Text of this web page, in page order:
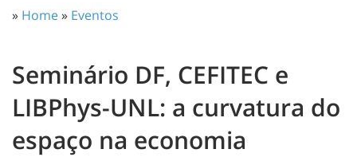
» Home» Eventos
Seminário DF, CEFITEC e
LIBPhys-UNL: a curvatura do
espaço na economia